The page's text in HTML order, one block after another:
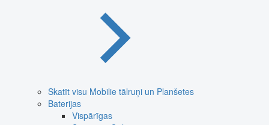
Skatīt visu Mobilie tālruņi un Planšetes
Baterijas
Vispārīgas